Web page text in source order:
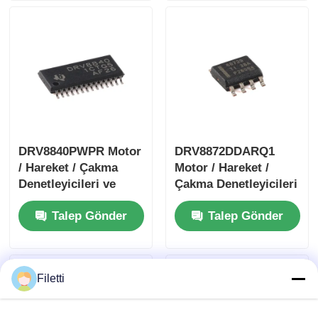
DRV8840PWPR Motor
/ Hareket / Çakma
Denetleyicileri ve
Sürücüleri 5A fırçalı
DC Motor Sürücüsü
Talep Gönder
DRV8872DDARQ1
Motor / Hareket /
Çakma Denetleyicileri
ve Sürücüleri 3.6A
Fırça DC Motor
Sürücüsü W / Hata
Talep Gönder
Filetti